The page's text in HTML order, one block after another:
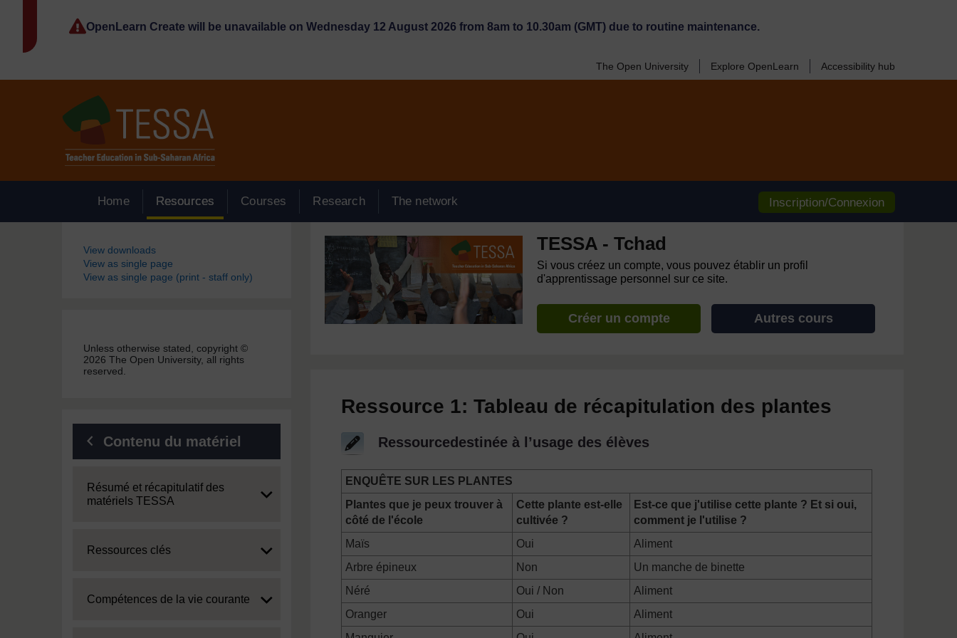
OpenLearn Create will be unavailable on Wednesday 12 August 2026 from 8am to 10.30am (GMT) due to routine maintenance.
The Open University Explore OpenLearn Accessibility hub
Home Resources Courses Research The network Inscription/Connexion
Blocs
View downloads
View as single page
View as single page (print - staff only)
Unless otherwise stated, copyright ©
2026 The Open University, all rights
reserved.
Contenu du matériel
Expand
Résumé et récapitulatif des
matériels TESSA
Expand
Ressources clés
Expand
Compétences de la vie courante
TESSA - Tchad
Si vous créez un compte, vous pouvez établir un profil
d'apprentissage personnel sur ce site.
Créer un compte Autres cours
Ressource 1: Tableau de récapitulation des plantes
Ressourcedestinée à l’usage des élèves
ENQUÊTE SUR LES PLANTES
Plantes que je peux trouver à
côté de l'école
Cette plante est-elle
cultivée ?
Est-ce que j'utilise cette plante ? Et si oui,
comment je l'utilise ?
Maïs
Oui
Aliment
Arbre épineux
Non
Un manche de binette
Néré
Oui / Non
Aliment
Oranger
Oui
Aliment